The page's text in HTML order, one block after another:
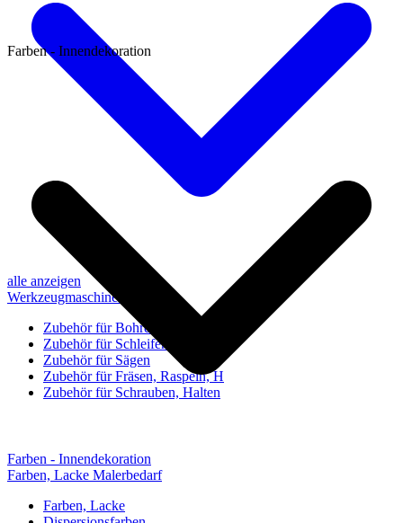
alle anzeigen
Werkzeugmaschinen-Zubehör
Zubehör für Bohren, Bohrhilfen
Zubehör für Schleifen, Poliere
Zubehör für Sägen
Zubehör für Fräsen, Raspeln, H
Zubehör für Schrauben, Halten
Farben - Innendekoration
Farben - Innendekoration
Farben, Lacke Malerbedarf
Farben, Lacke